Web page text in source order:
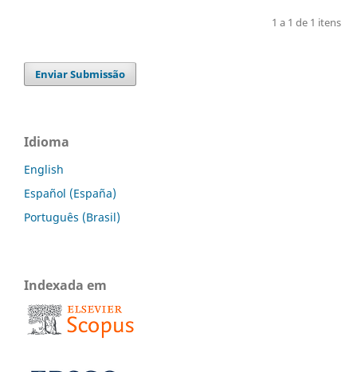
1 a 1 de 1 itens
Enviar Submissão
Idioma
English
Español (España)
Português (Brasil)
Indexada em